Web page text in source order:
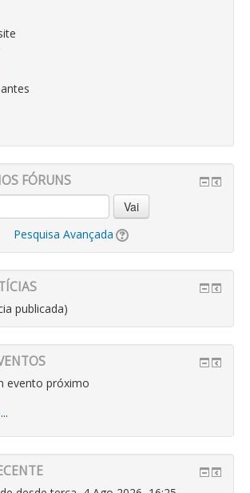
FÓRUNS
Vai
Pesquisa Avançada
publicada)
evento próximo
...